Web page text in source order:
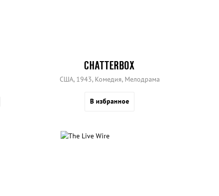
CHATTERBOX
США, 1943, Комедия, Мелодрама
В избранное